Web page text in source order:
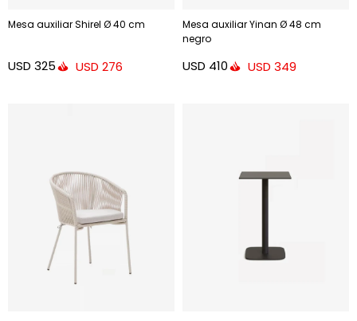
Mesa auxiliar Shirel Ø 40 cm
USD 325 USD 276
Mesa auxiliar Yinan Ø 48 cm
negro
USD 410 USD 349